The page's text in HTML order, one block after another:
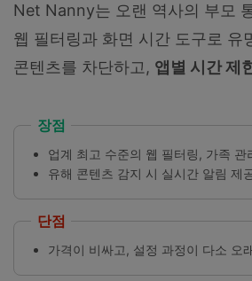
Net Nanny는 오랜 역사의 부모
웹 필터링과 화면 시간 도구로 유
콘텐츠를 차단하고, 앱별 시간 제
장점
업계 최고 수준의 웹 필터링, 가족 관
유해 콘텐츠 감지 시 실시간 알림 제
단점
가격이 비싸고, 설정 과정이 다소 오